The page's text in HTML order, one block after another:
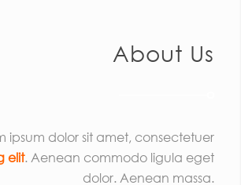
About Us
ipsum dolor sit amet, consectetuer
elit. Aenean commodo ligula eget
dolor. Aenean massa.